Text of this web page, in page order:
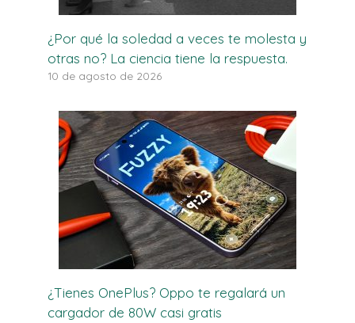
¿Por qué la soledad a veces te molesta y
otras no? La ciencia tiene la respuesta.
10 de agosto de 2026
¿Tienes OnePlus? Oppo te regalará un
cargador de 80W casi gratis